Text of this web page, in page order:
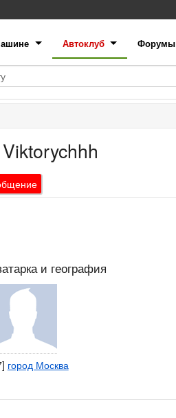
Автоклуб Форумы
и география
город Москва